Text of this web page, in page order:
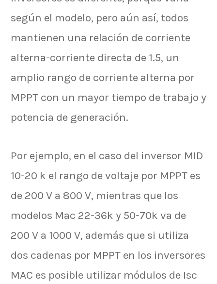
según el modelo, pero aún así, todos
mantienen una relación de corriente
alterna-corriente directa de 1.5, un
amplio rango de corriente alterna por
MPPT con un mayor tiempo de trabajo y
potencia de generación.
Por ejemplo, en el caso del inversor MID
10-20 k el rango de voltaje por MPPT es
de 200 V a 800 V, mientras que los
modelos Mac 22-36k y 50-70k va de
200 V a 1000 V, además que si utiliza
dos cadenas por MPPT en los inversores
MAC es posible utilizar módulos de Isc